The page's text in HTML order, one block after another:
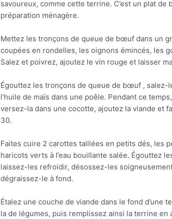
savoureux, comme cette terrine. C’est un plat
préparation ménagère.
Mettez les tronçons de queue de bœuf dans un
coupées en rondelles, les oignons émincés, les
Salez et poivrez, ajoutez le vin rouge et laisser
Égouttez les tronçons de queue de bœuf ,
l’huile de maïs dans une poêle. Pendant ce
versez-la dans une cocotte, ajoutez la viande et
30.
Faites cuire 2 carottes taillées en petits dés, les
haricots verts à l’eau bouillante salée. Égouttez
laissez-les refroidir, désossez-les
dégraissez-le à fond.
Étalez une couche de viande dans le fond d’une
la de légumes, puis remplissez ainsi la terrine